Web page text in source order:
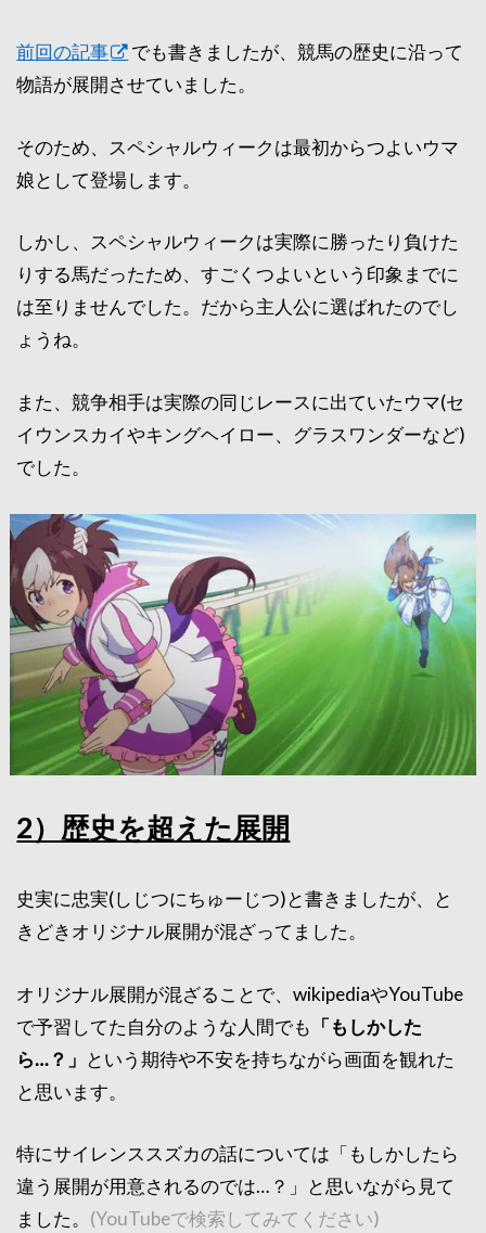
前回の記事
でも書きましたが、競馬の歴史に沿って
物語が展開させていました。
そのため、スペシャルウィークは最初からつよいウマ
娘として登場します。
しかし、スペシャルウィークは実際に勝ったり負けた
りする馬だったため、すごくつよいという印象までに
は至りませんでした。だから主人公に選ばれたのでし
ょうね。
また、競争相手は実際の同じレースに出ていたウマ(セ
イウンスカイやキングヘイロー、グラスワンダーなど)
でした。
2）歴史を超えた展開
史実に忠実(しじつにちゅーじつ)と書きましたが、と
きどきオリジナル展開が混ざってました。
オリジナル展開が混ざることで、wikipediaやYouTube
で予習してた自分のような人間でも 「もしかした
ら…？」 という期待や不安を持ちながら画面を観れた
と思います。
特にサイレンススズカの話については「もしかしたら
違う展開が用意されるのでは…？」と思いながら見て
ました。 (YouTubeで検索してみてください)